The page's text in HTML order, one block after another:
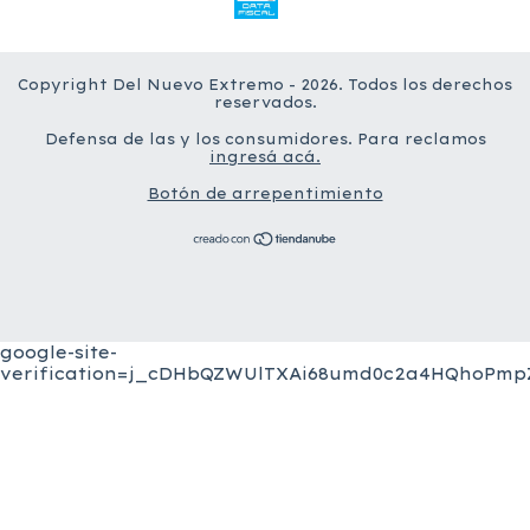
Copyright Del Nuevo Extremo - 2026. Todos los derechos
reservados.
Defensa de las y los consumidores. Para reclamos
ingresá acá.
Botón de arrepentimiento
google-site-